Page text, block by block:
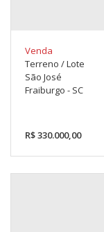
Venda
Terreno / Lote
São José
Fraiburgo - SC
R$ 330.000,00